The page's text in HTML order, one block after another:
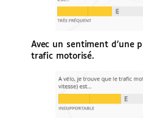
Avec un sentiment d’une
trafic motorisé.